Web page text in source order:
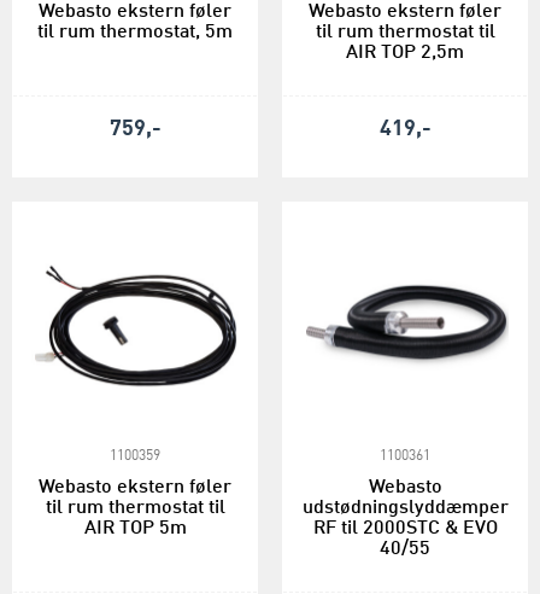
Webasto ekstern føler
til rum thermostat, 5m
759,-
Webasto ekstern føler
til rum thermostat til
AIR TOP 2,5m
419,-
1100359
Webasto ekstern føler
til rum thermostat til
AIR TOP 5m
1100361
Webasto
udstødningslyddæmper
RF til 2000STC & EVO
40/55